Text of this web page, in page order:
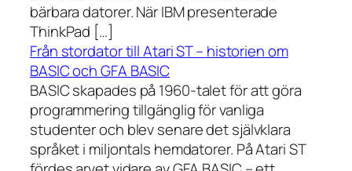
bärbara datorer. När IBM presenterade
ThinkPad […]
Från stordator till Atari ST – historien om
BASIC och GFA BASIC
BASIC skapades på 1960-talet för att göra
programmering tillgänglig för vanliga
studenter och blev senare det självklara
språket i miljontals hemdatorer. På Atari ST